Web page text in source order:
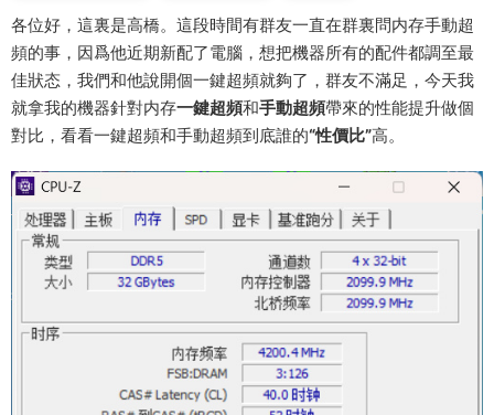
各位好，這裏是高橋。這段時間有群友一直在群裏問内存手動超
頻的事，因爲他近期新配了電腦，想把機器所有的配件都調至最
佳狀态，我們和他說開個一鍵超頻就夠了，群友不滿足，今天我
就拿我的機器針對内存一鍵超頻和手動超頻帶來的性能提升做個
對比，看看一鍵超頻和手動超頻到底誰的“性價比”高。